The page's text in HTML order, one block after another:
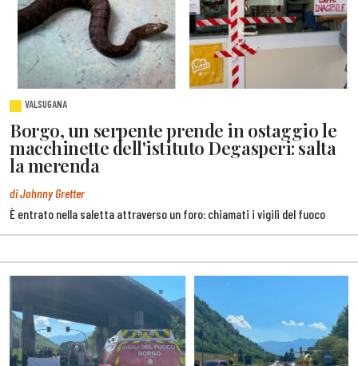
VALSUGANA
Borgo, un serpente prende in ostaggio le
macchinette dell'istituto Degasperi: salta
la merenda
di Johnny Gretter
È entrato nella saletta attraverso un foro: chiamati i vigili del fuoco